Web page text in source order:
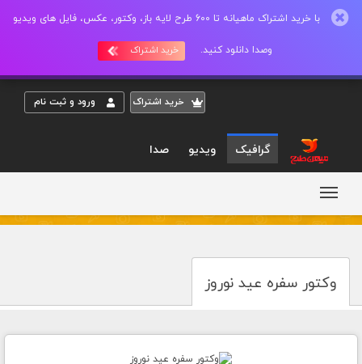
با خرید اشتراک ماهیانه تا 600 طرح لایه باز، وکتور، عکس، فایل های ویدیو
وصدا دانلود کنید. خرید اشتراک
خريد اشتراک ورود و ثبت نام
گرافیک ویدیو صدا
وکتور سفره عید نوروز